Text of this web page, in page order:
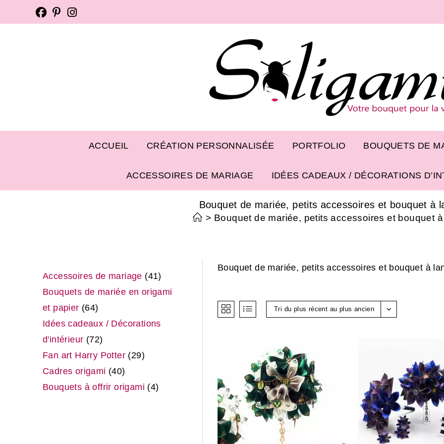
ACCUEIL CRÉATION PERSONNALISÉE PORTFOLIO BOUQUETS DE
ACCESSOIRES DE MARIAGE IDÉES CADEAUX / DÉCORATIONS
Bouquet de mariée, petits accessoires et bouquet à
> Bouquet de mariée, petits accessoires et bouquet
Bouquet de mariée, petits accessoires et bouquet à
Tri du plus récent au plus ancien
Accessoires de mariage
41
Bouquets de mariée en origami
et papier
64
Idées cadeaux / Décorations
d'intérieur
72
Fan art Harry Potter
29
Cadres origami
40
Bouquets à offrir origami
4